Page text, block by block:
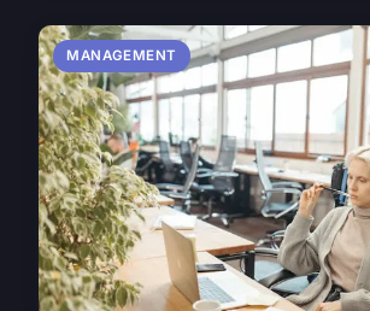
MANAGEMENT